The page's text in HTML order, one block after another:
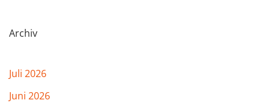
Archiv
Juli 2026
Juni 2026